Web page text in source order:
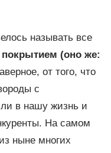
называть все
(оно же:
от того, что
с
в нашу жизнь и
На самом
ныне многих